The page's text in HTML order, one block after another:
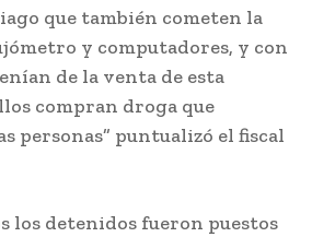
que también cometen la
y computadores, y con
de la venta de esta
compran droga que
personas” puntualizó el fiscal
los detenidos fueron puestos